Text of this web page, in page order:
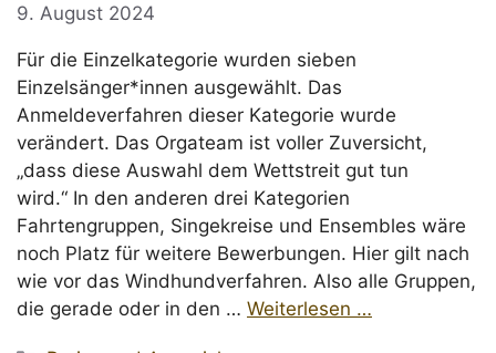
9. August 2024
Für die Einzelkategorie wurden sieben
Einzelsänger*innen ausgewählt. Das
Anmeldeverfahren dieser Kategorie wurde
verändert. Das Orgateam ist voller Zuversicht,
„dass diese Auswahl dem Wettstreit gut tun
wird.“ In den anderen drei Kategorien
Fahrtengruppen, Singekreise und Ensembles wäre
noch Platz für weitere Bewerbungen. Hier gilt nach
wie vor das Windhundverfahren. Also alle Gruppen,
die gerade oder in den … Weiterlesen …